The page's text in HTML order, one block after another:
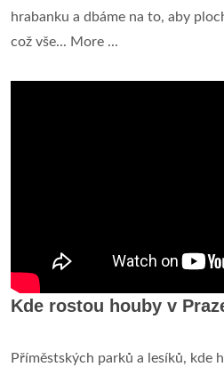
hrabanku a dbáme na to, aby
což vše... More ...
Kde rostou houby v
Příměstských parků a lesíků, kde